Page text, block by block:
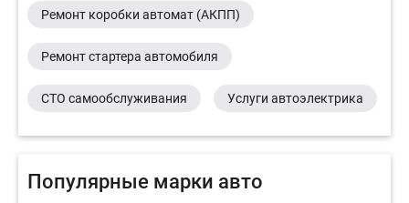
Ремонт коробки автомат (АКПП)
Ремонт стартера автомобиля
СТО самообслуживания Услуги автоэлектрика
Популярные марки авто